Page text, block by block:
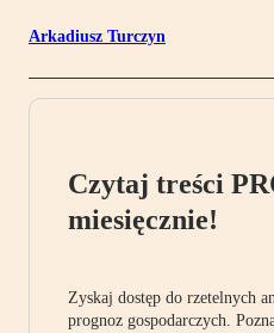
Arkadiusz Turczyn
Czytaj treści
miesięcznie!
Zyskaj dostęp do rzetelnych
prognoz gospodarczych.